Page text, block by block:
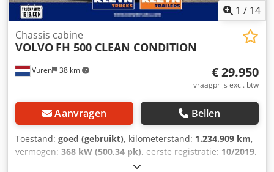
1 / 14
Vuren 38 km
Chassis cabine
VOLVO FH 500 CLEAN CONDITION
€ 29.950
vraagprijs excl. btw
Aanvragen Bellen
Toestand: goed (gebruikt), kilometerstand: 1.234.909 km,
vermogen: 368 kW (500,34 pk), eerste registratie: 10/2019,
, bandenmaten: